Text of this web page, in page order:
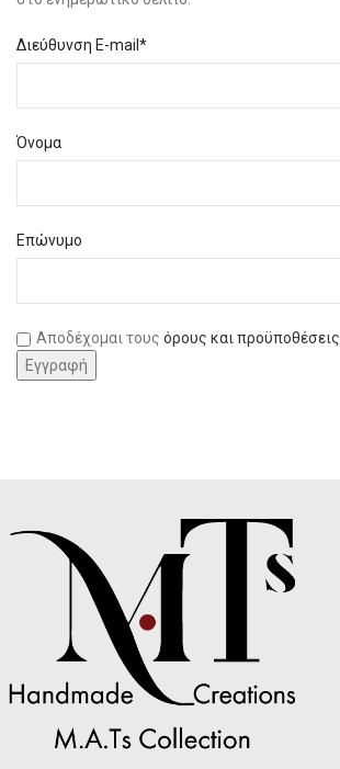
Διεύθυνση E-mail*
Όνομα
Επώνυμο
Αποδέχομαι τους όρους και προϋποθέσεις